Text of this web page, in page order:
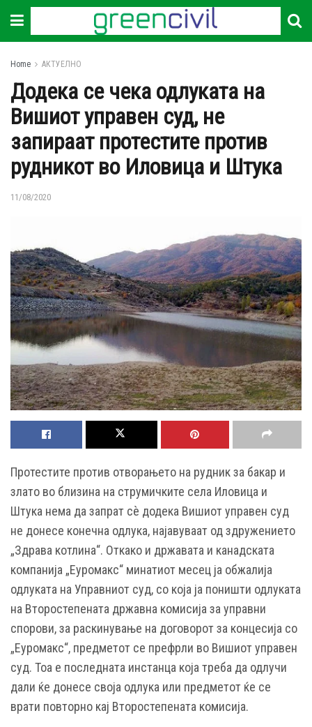
Home АКТУЕЛНО
Додека се чека одлуката на
Вишиот управен суд, не
запираат протестите против
рудникот во Иловица и Штука
11/08/2020
Протестите против отворањето на рудник за бакар и
злато во близина на струмичките села Иловица и
Штука нема да запрат сѐ додека Вишиот управен суд
не донесе конечна одлука, најавуваат од здружението
„Здрава котлина“. Откако и државата и канадската
компанија „Еуромакс“ минатиот месец ја обжалија
одлуката на Управниот суд, со која ја поништи одлуката
на Второстепената државна комисија за управни
спорови, за раскинување на договорот за концесија со
„Еуромакс“, предметот се префрли во Вишиот управен
суд. Тоа е последната инстанца која треба да одлучи
дали ќе донесе своја одлука или предметот ќе се
врати повторно кај Второстепената комисија.